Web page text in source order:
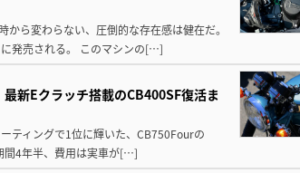
ら変わらない、圧倒的な存在感は健在だ。
発売される。 このマシンの[…]
新Eクラッチ搭載のCB400SF復活ま
ティングで1位に輝いた、CB750Fourの
間4年半、費用は実車が[…]